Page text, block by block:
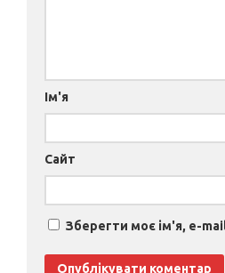
Ім'я
Сайт
Зберегти моє ім'я, e-